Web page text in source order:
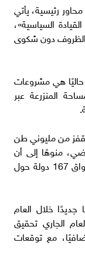
محاور رئيسية، يأتي
السياسية»،
الظروف دون شكوى
هي مشروعات
المنزرعة عبر
قفز من مليوني طن
الماضي، منوهًا إلى أن
السلع الزراعية المصرية أصبحت تصل إلى أسواق 167 دولة حول
نجحت في فتح 25 سوقًا جديدًا خلال العام
الجاري تحقيق
بفتح 25 سوقًا إضافيًا، مع توقعات